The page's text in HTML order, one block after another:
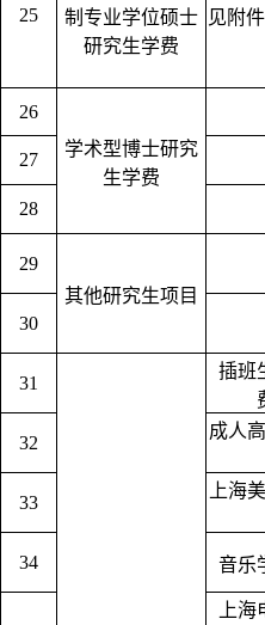
25
制专业学位硕士
研究生学费
见附件
26
学术型博士研究
生学费
27
28
29
其他研究生项目
30
31
插班
32
成人
33
上海
34 音乐
上